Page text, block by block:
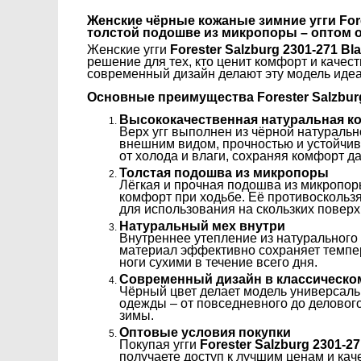
Женские чёрные кожаные зимние угги
толстой подошве из микропоры – оптом
Женские угги Forester Salzburg 2301-271
решение для тех, кто ценит комфорт и
современный дизайн делают эту модель
Основные преимущества Forester
Высококачественная натуральная
Верх угг выполнен из чёрной
внешним видом, прочностью и
от холода и влаги, сохраняя комфорт
Толстая подошва из микропоры
Лёгкая и прочная подошва из
комфорт при ходьбе. Её
для использования на скользких
Натуральный мех внутри
Внутреннее утепление из
материал эффективно сохраняет
ноги сухими в течение всего дня.
Современный дизайн в
Чёрный цвет делает модель
одежды – от повседневного до
зимы.
Оптовые условия покупки
Покупая угги Forester Salzburg 2301-
получаете доступ к лучшим ценам и